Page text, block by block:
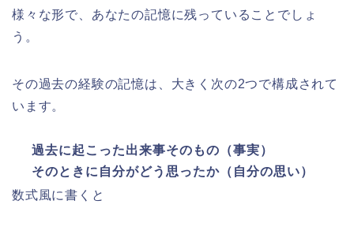
様々な形で、あなたの記憶に残っていることでしょ
う。
その過去の経験の記憶は、大きく次の2つで構成されて
います。
過去に起こった出来事そのもの（事実）
そのときに自分がどう思ったか（自分の思い）
数式風に書くと